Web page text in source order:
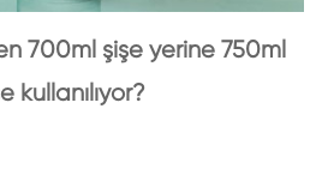
700ml şişe yerine 750ml
kullanılıyor?